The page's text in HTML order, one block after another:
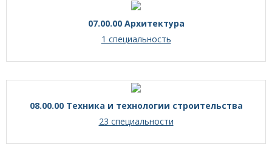
07.00.00 Архитектура
1 специальность
08.00.00 Техника и технологии строительства
23 специальности